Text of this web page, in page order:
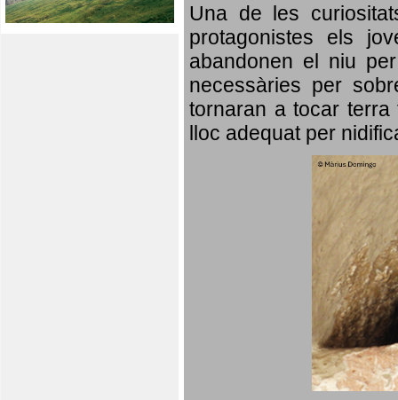
Una de les
protagonistes els
abandonen el niu
necessàries per
tornaran a tocar
lloc adequat per